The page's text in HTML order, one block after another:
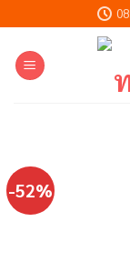
to
content
-52%